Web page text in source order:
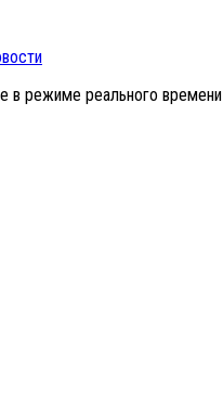
в режиме реального времени